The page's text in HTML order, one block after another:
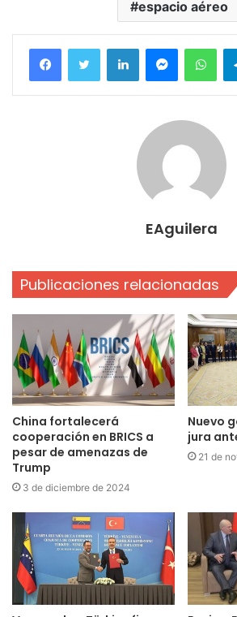
espacio aéreo
FacebookTwitter LinkedInMessenger
EAguilera
Publicaciones relacionadas
China fortalecerá
cooperación en BRICS a
pesar de amenazas de
Trump
3 de diciembre de 2024
Nuevo
jura
21 de